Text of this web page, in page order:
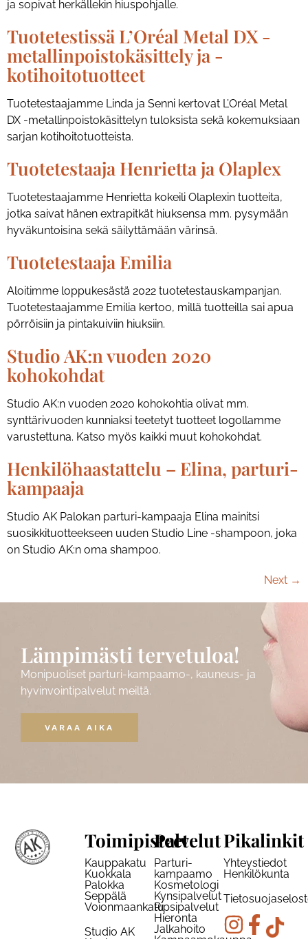
ja sopivat herkällekin hiuspohjalle.
Tuotetestissä L’Oréal Metal DX -
metallinpoistokäsittely ja -
kotihoitotuotteet
Tuotetestaajamme Linda ja Senni kertovat L’Oréal Metal
DX -metallinpoistokäsittelyn tuloksista sekä kokemuksiaan
sarjan kotihoitotuotteista.
Tuotetestaaja Henrietta ja Olaplex
Tuotetestaajamme Henrietta kokeili Olaplexin tuotteita,
jotka saivat hänen extrapitkät hiuksensa mm. pysymään
hyväkuntoisina sekä säilyttämään värinsä.
Tuotetestaaja Emilia
Aloitimme loppukesästä 2022 tuotetestauskampanjan.
Tuotetestaajamme Emilia kertoo, millä tuotteilla sai apua
pörröisiin ja pintakuiviin hiuksiin.
Studio AK:n vuoden 2020
kohokohdat
Studio AK:n vuoden 2020 kohokohtia olivat mm.
synttärivuoden kunniaksi teetetyt tuotteet logollamme
varustettuna. Katso myös kaikki muut kohokohdat.
Henkilöhaastattelu – Elina, parturi-
kampaaja
Studio AK Palokan parturi-kampaaja Elina mainitsi
suosikkituotteekseen uuden Studio Line -shampoon, joka
on Studio AK:n oma shampoo.
Next →
Lämpimästi tervetuloa!
Monipuoliset parturi-kampaamo-, kauneus- ja
hyvinvointipalvelut meiltä.
VARAA AIKA
Toimipisteet
Kauppakatu
Kuokkala
Palokka
Seppälä
Voionmaankatu
Studio AK
Palvelut
Parturi-
kampaamo
Kosmetologi
Kynsipalvelut
Ripsipalvelut
Hieronta
Jalkahoito
Pikalinkit
Yhteystiedot
Henkilökunta